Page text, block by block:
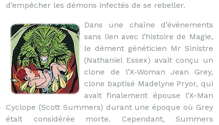
d’empêcher les démons infectés de se rebeller.
Dans une chaîne d’événements
sans lien avec l’histoire de Magie,
le dément généticien Mr Sinistre
(Nathaniel Essex) avait conçu un
clone de l’X-Woman Jean Grey,
clone baptisé Madelyne Pryor, qui
avait finalement épouse l’X-Man
Cyclope (Scott Summers) durant une époque où Grey
était considérée morte. Cependant, Summers